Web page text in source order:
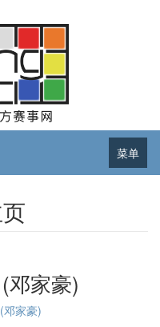
菜单
邓家豪)